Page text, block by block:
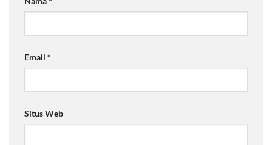
Email *
Situs Web